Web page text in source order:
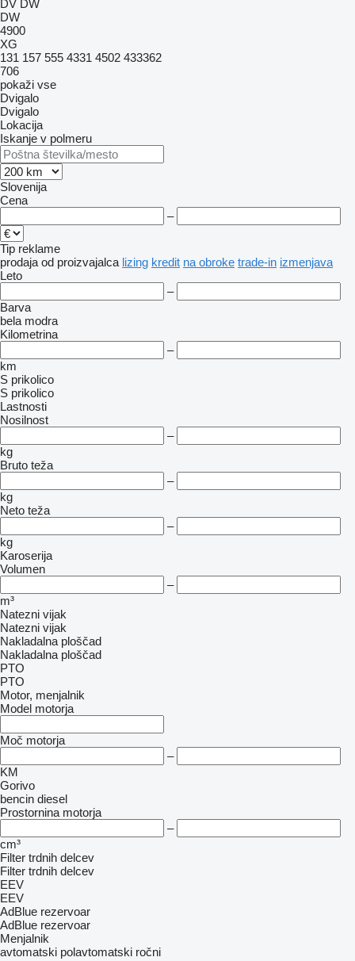
DV DW
DW
4900
XG
131 157 555 4331 4502 433362
706
pokaži vse
Dvigalo
Dvigalo
Lokacija
Iskanje v polmeru
Slovenija
Cena
–
Tip reklame
prodaja od proizvajalca lizing kredit na obroke trade-in izmenjava
Leto
–
Barva
bela modra
Kilometrina
–
km
S prikolico
S prikolico
Lastnosti
Nosilnost
–
kg
Bruto teža
–
kg
Neto teža
–
kg
Karoserija
Volumen
–
m³
Natezni vijak
Natezni vijak
Nakladalna ploščad
Nakladalna ploščad
PTO
PTO
Motor, menjalnik
Model motorja
Moč motorja
–
KM
Gorivo
bencin diesel
Prostornina motorja
–
cm³
Filter trdnih delcev
Filter trdnih delcev
EEV
EEV
AdBlue rezervoar
AdBlue rezervoar
Menjalnik
avtomatski polavtomatski ročni